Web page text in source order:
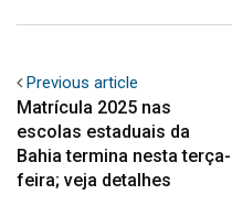
Previous article
Matrícula 2025 nas
escolas estaduais da
Bahia termina nesta terça-
feira; veja detalhes